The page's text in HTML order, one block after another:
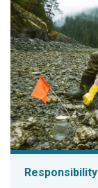
Responsibility